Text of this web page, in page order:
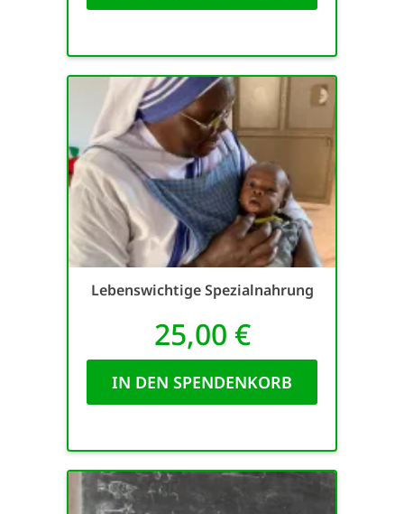
Lebenswichtige Spezialnahrung
25,00 €
IN DEN SPENDENKORB